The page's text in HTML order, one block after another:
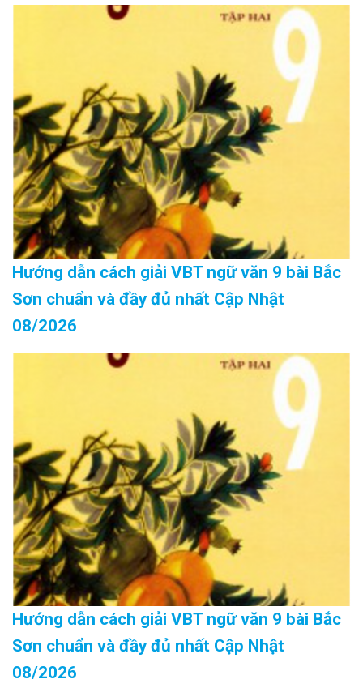
Hướng dẫn cách giải VBT ngữ văn 9 bài Bắc
Sơn chuẩn và đầy đủ nhất Cập Nhật
08/2026
Hướng dẫn cách giải VBT ngữ văn 9 bài Bắc
Sơn chuẩn và đầy đủ nhất Cập Nhật
08/2026